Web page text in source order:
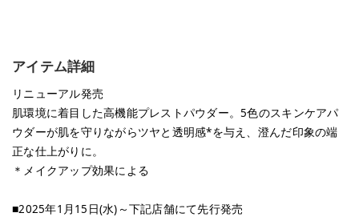
アイテム詳細
リニューアル発売
肌環境に着目した高機能プレストパウダー。5色のスキンケアパ
ウダーが肌を守りながらツヤと透明感*を与え、澄んだ印象の端
正な仕上がりに。
＊メイクアップ効果による
■2025年1月15日(水)～下記店舗にて先行発売